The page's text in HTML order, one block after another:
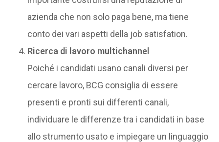
azienda che non solo paga bene, ma tiene
conto dei vari aspetti della job satisfation.
Ricerca di lavoro multichannel
Poiché i candidati usano canali diversi per
cercare lavoro, BCG consiglia di essere
presenti e pronti sui differenti canali,
individuare le differenze tra i candidati in base
allo strumento usato e impiegare un linguaggio